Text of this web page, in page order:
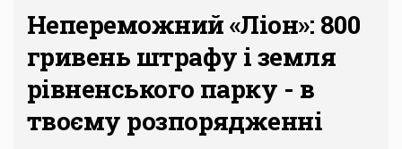
Непереможний «Ліон»: 800
гривень штрафу і земля
рівненського парку - в
твоєму розпорядженні